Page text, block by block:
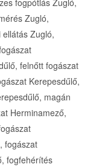
fogpótlás Zugló,
Zugló,
Zugló,
felnőtt fogászat
Kerepesdűlő,
magán
Herminamező,
fogászat
fogfehérítés